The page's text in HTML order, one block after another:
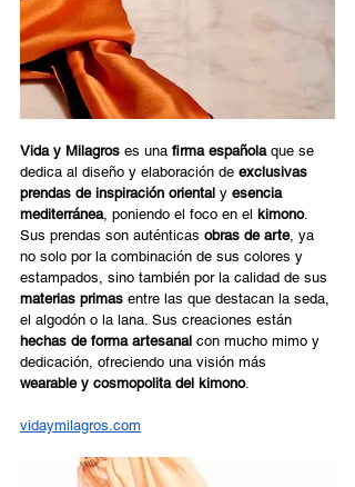
Vida y Milagros es una firma española que se
dedica al diseño y elaboración de exclusivas
prendas de inspiración oriental y esencia
mediterránea, poniendo el foco en el kimono.
Sus prendas son auténticas obras de arte, ya
no solo por la combinación de sus colores y
estampados, sino también por la calidad de sus
materias primas entre las que destacan la seda,
el algodón o la lana. Sus creaciones están
hechas de forma artesanal con mucho mimo y
dedicación, ofreciendo una visión más
wearable y cosmopolita del kimono.
vidaymilagros.com